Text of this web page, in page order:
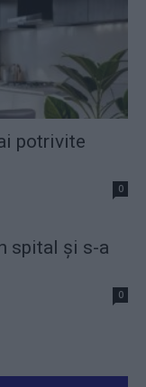
potrivite
0
spital și s-a
0